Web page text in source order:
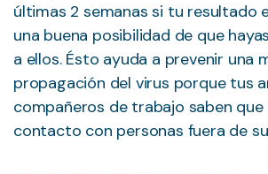
últimas 2 semanas si tu resultado
una buena posibilidad de que
a ellos. Ésto ayuda a prevenir una
propagación del virus porque tus
compañeros de trabajo saben
contacto con personas fuera de